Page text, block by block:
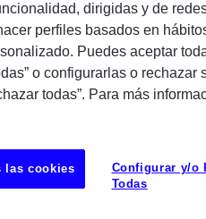
dirigidas y de
perfiles basados en
Puedes aceptar
o configurarlas o rechazar
todas”. Para más
Configurar y/o
Todas
las cookies